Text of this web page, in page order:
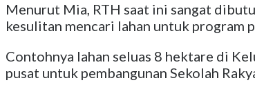
Menurut Mia, RTH saat ini sangat
kesulitan mencari lahan untuk program
Contohnya lahan seluas 8 hektare di
pusat untuk pembangunan Sekolah